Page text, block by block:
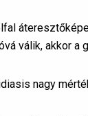
válik, akkor a
nagy